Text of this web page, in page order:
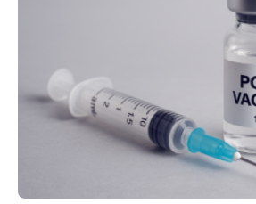
nur Tumorschwachstellen angreifen
Gewebe verschonen. Forschende
Hertie-Institut für klinische
Universitätsklinikum Tübingen
Schwachstelle im Erbgut einer
Medulloblastoms gefunden. Die
Stiftung unterstützte das Projekt…